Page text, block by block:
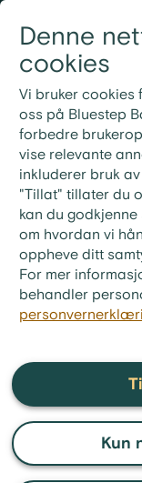
Denne
cookies
Vi bruker cookies
oss på Bluestep
forbedre
vise relevante
inkluderer bruk
"Tillat" tillater du
kan du
om hvordan vi
oppheve ditt
For mer
behandler
Kun
Nye rutiner
Ved
KID-nummeret
stedet å betale
gode + ditt
KID-nummer.
bluestep.no >
et
vurdering
mest